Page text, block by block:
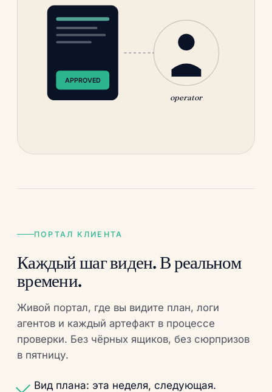
APPROVED
operator
ПОРТАЛ КЛИЕНТА
Каждый шаг виден. В реальном
времени.
Живой портал, где вы видите план, логи
агентов и каждый артефакт в процессе
проверки. Без чёрных ящиков, без сюрпризов
в пятницу.
Вид плана: эта неделя, следующая.